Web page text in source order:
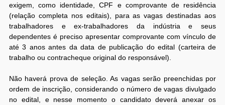
exigem, como identidade, CPF e comprovante de residência
(relação completa nos editais), para as vagas destinadas aos
trabalhadores e ex-trabalhadores da indústria e seus
dependentes é preciso apresentar comprovante com vínculo de
até 3 anos antes da data de publicação do edital (carteira de
trabalho ou contracheque original do responsável).
Não haverá prova de seleção. As vagas serão preenchidas por
ordem de inscrição, considerando o número de vagas divulgado
no edital, e nesse momento o candidato deverá anexar os